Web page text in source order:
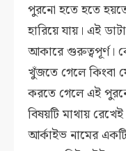
পুরনো হতে হতে
হারিয়ে যায়। এই
আকারে গুরুত্বপূর্ণ।
খুঁজতে গেলে কিংবা
করতে গেলে এই
বিষয়টি মাথায়
আর্কাইভ নামের